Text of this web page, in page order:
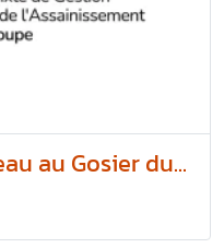
au Gosier du...